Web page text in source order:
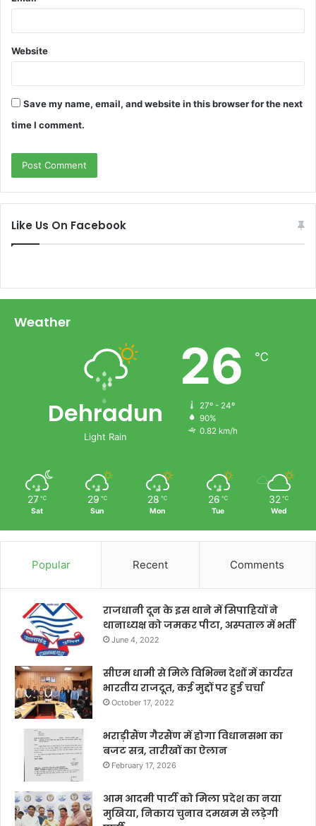
Website
Save my name, email, and website in this browser for the next
time I comment.
Like Us On Facebook
Weather
Dehradun
Light Rain
26 ℃
27º - 24º
90%
0.82 km/h
27 ℃
Sat
29 ℃
Sun
28 ℃
Mon
26 ℃
Tue
32 ℃
Wed
Popular Recent Comments
राजधानी दून के इस थाने में सिपाहियों ने
थानाध्यक्ष को जमकर पीटा, अस्पताल में भर्ती
June 4, 2022
सीएम धामी से मिले विभिन्न देशों में कार्यरत
भारतीय राजदूत, कई मुद्दों पर हुई चर्चा
October 17, 2022
भराड़ीसैंण गैरसैंण में होगा विधानसभा का
बजट सत्र, तारीखों का ऐलान
February 17, 2026
आम आदमी पार्टी को मिला प्रदेश का नया
मुखिया, निकाय चुनाव दमखम से लड़ेगी